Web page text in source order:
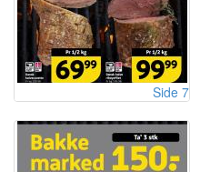
Side 7